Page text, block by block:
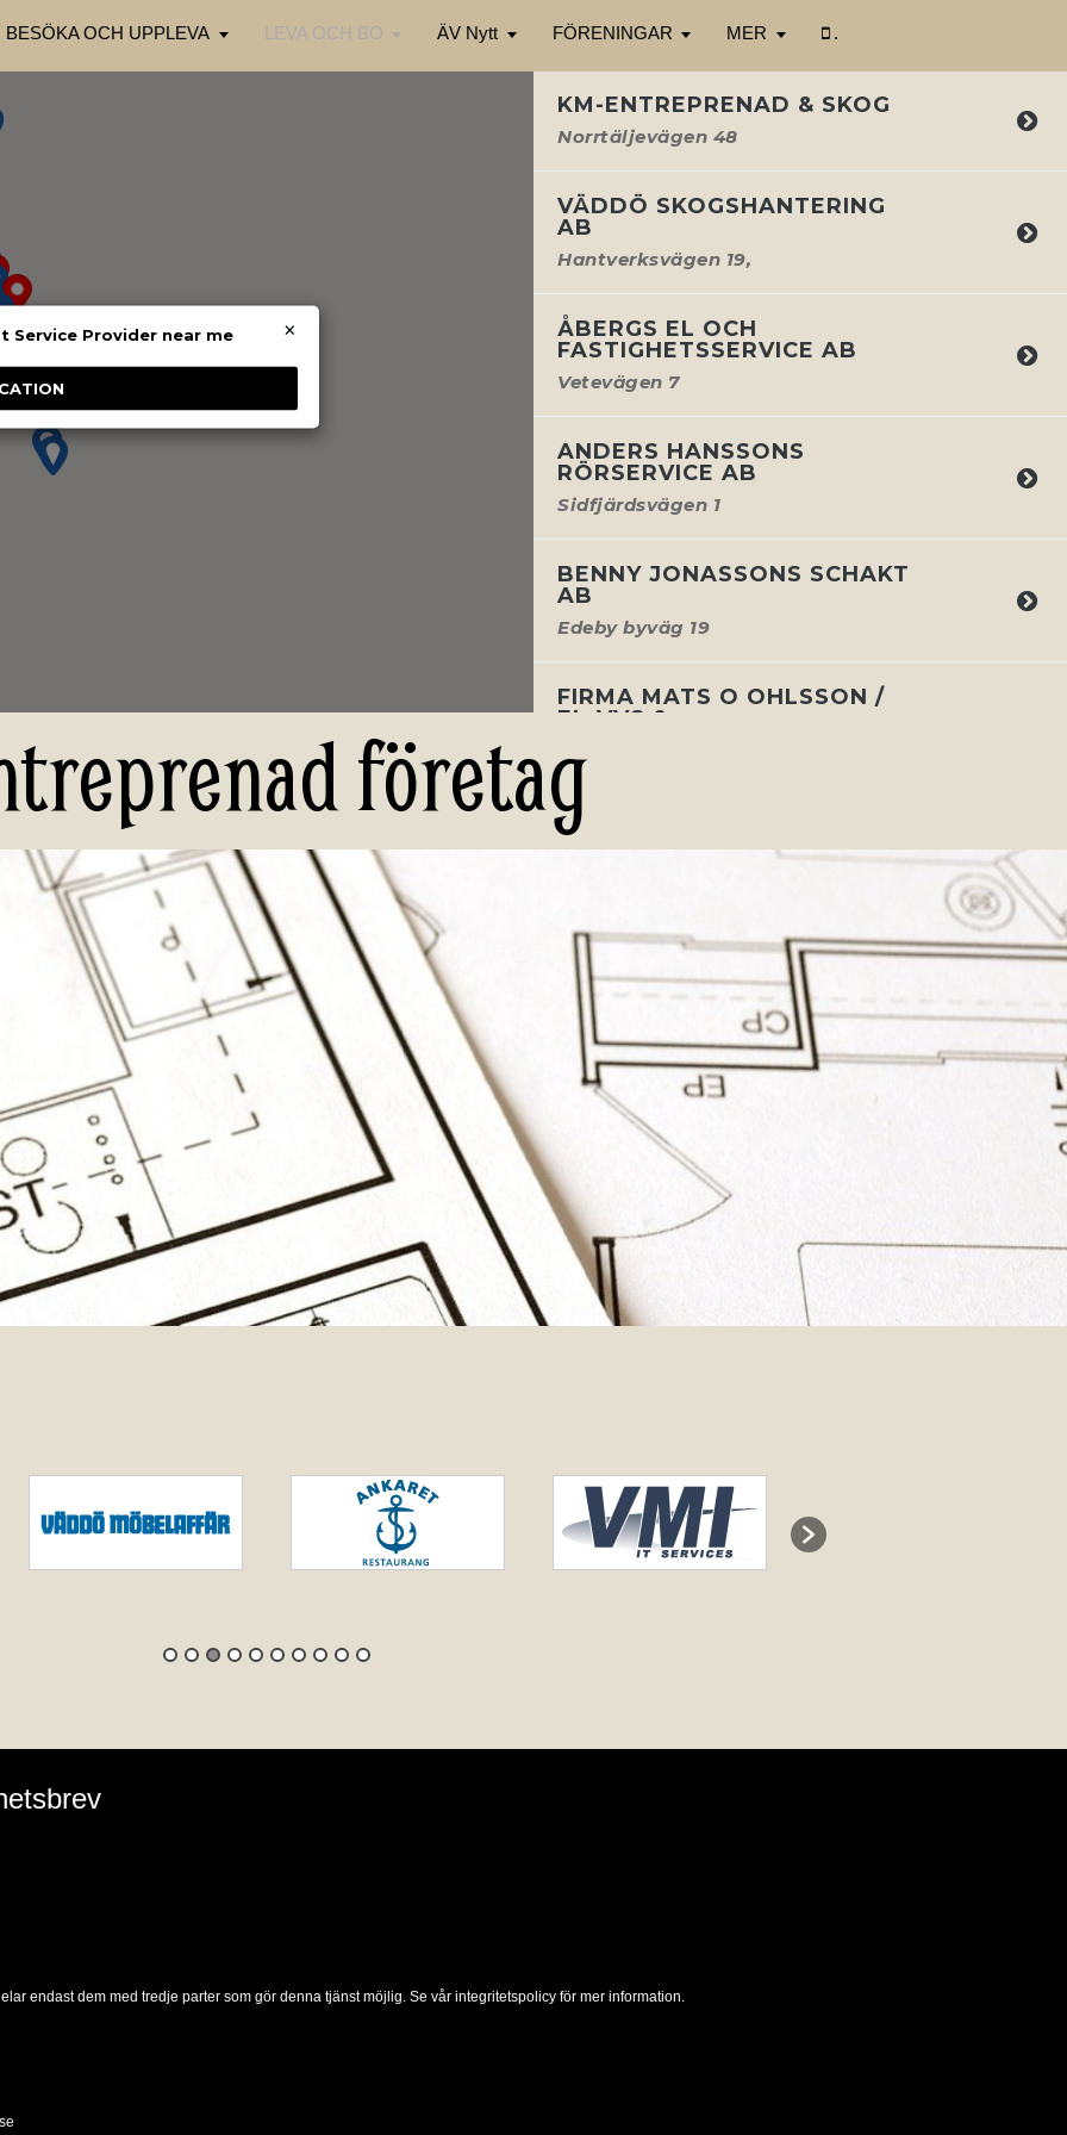
BESÖKA OCH UPPLEVA LEVA OCH BO ÄV Nytt FÖRENINGAR MER .
Stores: 38
KM-ENTREPRENAD & SKOG
Norrtäljevägen 48
VÄDDÖ SKOGSHANTERING
AB
Hantverksvägen 19,
ÅBERGS EL OCH
FASTIGHETSSERVICE AB
Vetevägen 7
ANDERS HANSSONS
RÖRSERVICE AB
Sidfjärdsvägen 1
BENNY JONASSONS SCHAKT
AB
Edeby byväg 19
FIRMA MATS O OHLSSON /
EL-VVS &
Prästtorpsvägen 35
FOGDÖ MUR OCH PUTS
Ebbas väg
HALLSTAVIKS BYGG OCH
ANLÄGGNING AB
Flottskärsvägen 321
HML BYGG
Havsängsvägen 2
J-R NILSSONS BYGG
Torpbacken 9
KA STRÖMBERGS RÖR I
TRÄSTA AB
Service Provider near me ×
företag
endast dem med tredje parter som gör denna tjänst möjlig. Se vår integritetspolicy för mer information.